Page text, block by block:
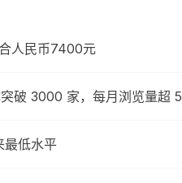
人民币7400元
破 3000 家，每月浏览量超
最低水平